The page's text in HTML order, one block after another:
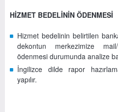
HİZMET BEDELİNİN ÖDENMESİ
Hizmet bedelinin belirtilen
dekontun merkezimize
ödenmesi durumunda analize
İngilizce dilde rapor
yapılır.